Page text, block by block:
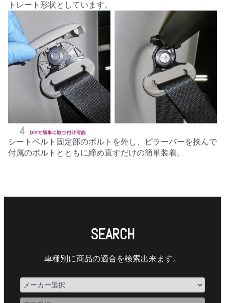
トレート形状としています。
シートベルト固定部のボルトを外し、ピラーバーを挟んで
付属のボルトとともに締め直すだけの簡単装着。
SEARCH
車種別に商品の適合を検索出来ます。